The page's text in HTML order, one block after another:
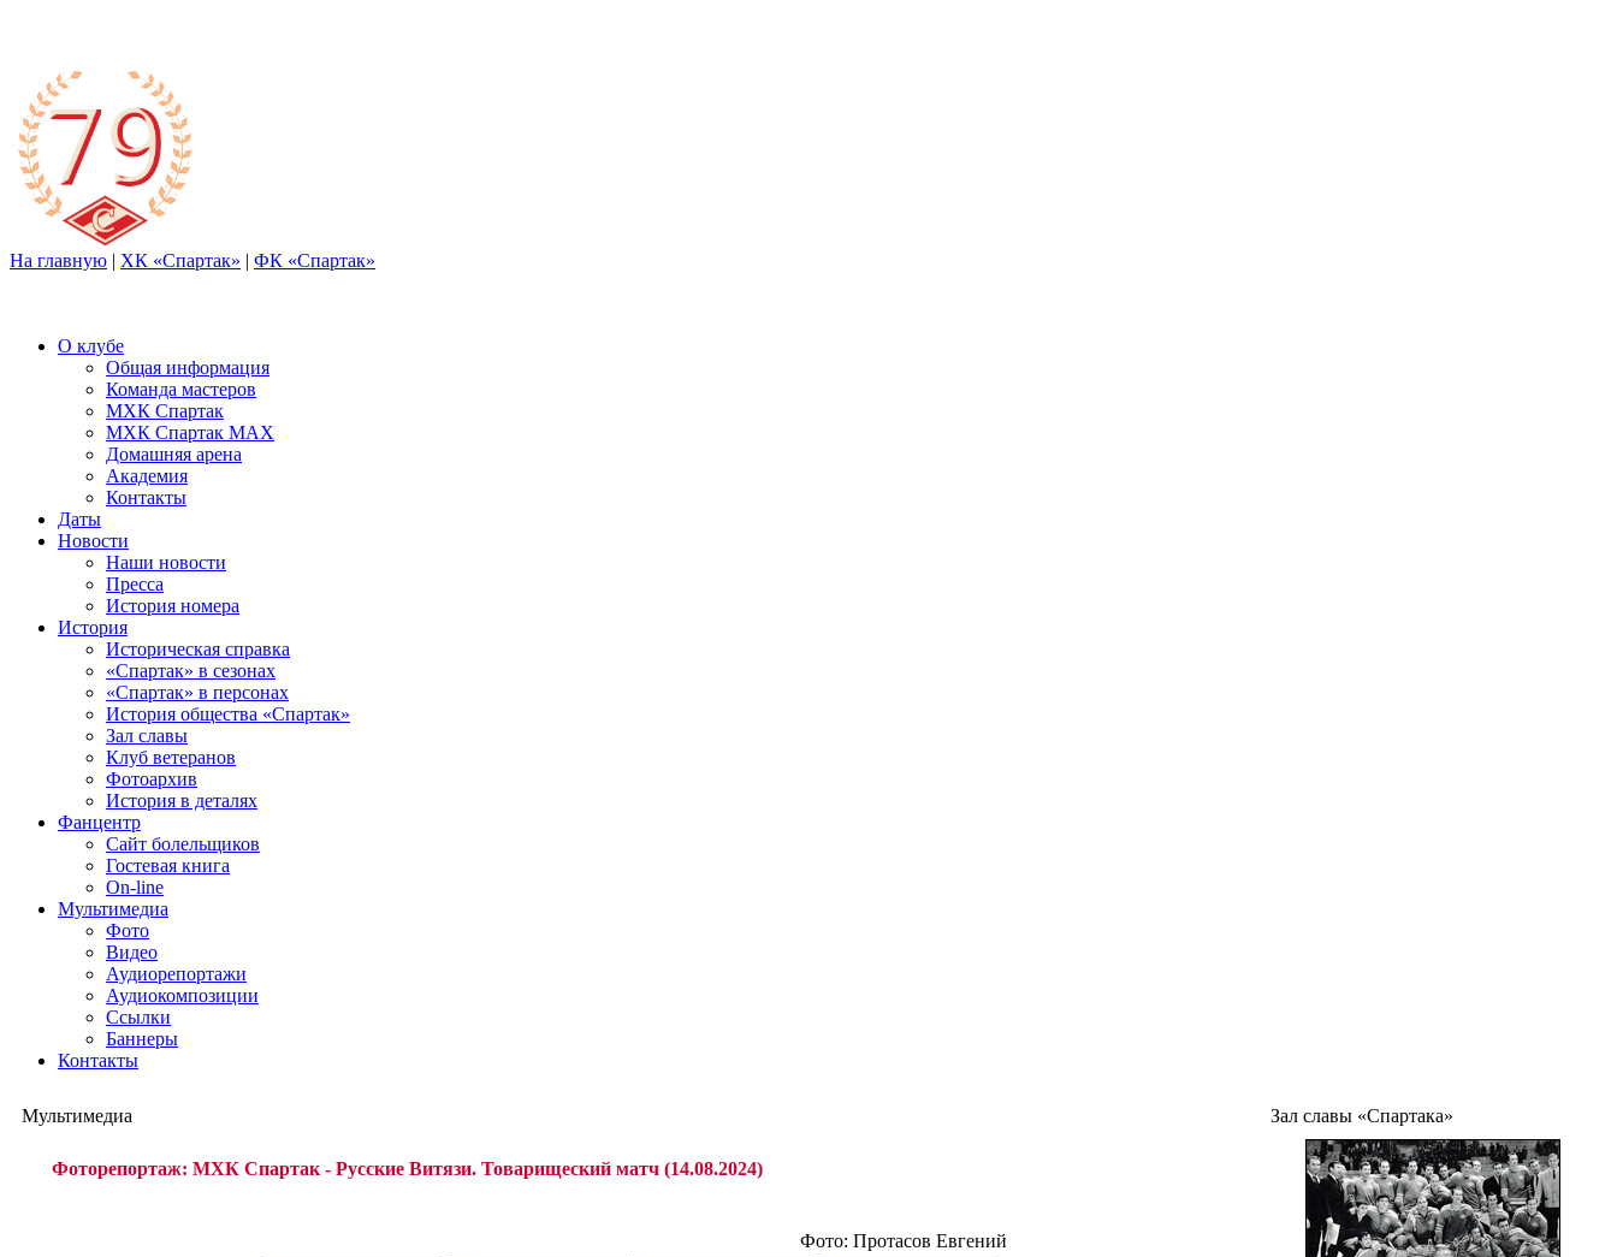
На главную | ХК «Спартак» | ФК «Спартак»
О клубе
Общая информация
Команда мастеров
МХК Спартак
МХК Спартак МАХ
Домашняя арена
Академия
Контакты
Даты
Новости
Наши новости
Пресса
История номера
История
Историческая справка
«Спартак» в сезонах
«Спартак» в персонах
История общества «Спартак»
Зал славы
Клуб ветеранов
Фотоархив
История в деталях
Фанцентр
Сайт болельщиков
Гостевая книга
On-line
Мультимедиа
Фото
Видео
Аудиорепортажи
Аудиокомпозиции
Ссылки
Баннеры
Контакты
Мультимедиа
Фоторепортаж: МХК Спартак - Русские Витязи. Товарищеский матч (14.08.2024)
Фото: Протасов Евгений
Зал славы «Спартака»